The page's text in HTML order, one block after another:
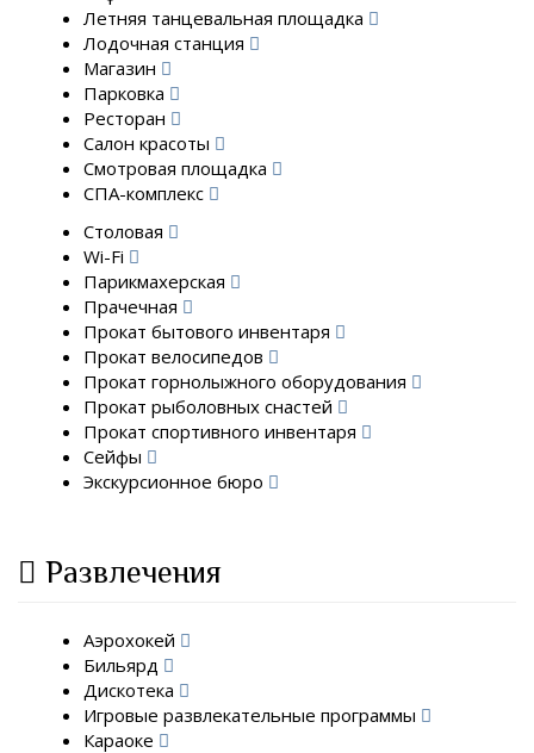
Летняя танцевальная площадка
Лодочная станция
Магазин
Парковка
Ресторан
Салон красоты
Смотровая площадка
СПА-комплекс
Столовая
Wi-Fi
Парикмахерская
Прачечная
Прокат бытового инвентаря
Прокат велосипедов
Прокат горнолыжного оборудования
Прокат рыболовных снастей
Прокат спортивного инвентаря
Сейфы
Экскурсионное бюро
Развлечения
Аэрохокей
Бильярд
Дискотека
Игровые развлекательные программы
Караоке